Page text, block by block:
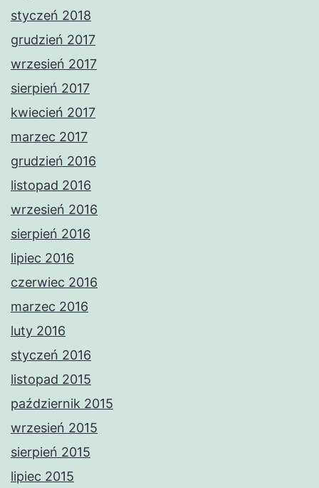
styczeń 2018
grudzień 2017
wrzesień 2017
sierpień 2017
kwiecień 2017
marzec 2017
grudzień 2016
listopad 2016
wrzesień 2016
sierpień 2016
lipiec 2016
czerwiec 2016
marzec 2016
luty 2016
styczeń 2016
listopad 2015
październik 2015
wrzesień 2015
sierpień 2015
lipiec 2015